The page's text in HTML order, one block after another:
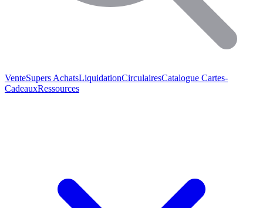
VenteSupers AchatsLiquidationCirculairesCatalogue Cartes-
CadeauxRessources